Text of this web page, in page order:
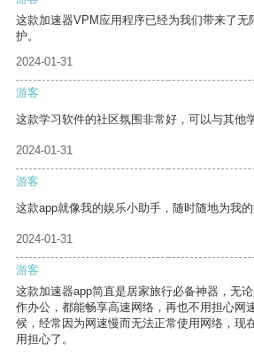
这款加速器VPM应用程序已经为我们带来了无
护。
2024-01-31
游客
这款学习软件的社区氛围非常好，可以与其他
2024-01-31
游客
这款app就像我的娱乐小助手，随时随地为我的
2024-01-31
游客
这款加速器app简直是居家旅行必备神器，无
作办公，都能畅享高速网络，再也不用担心网
候，经常因为网速慢而无法正常使用网络，现
用担心了。